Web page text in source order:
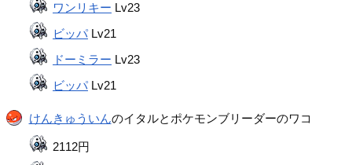
ワンリキー Lv23
ビッパLv21
ドーミラー Lv23
ビッパLv21
けんきゅういんのイタルとポケモンブリーダーのワコ
2112円